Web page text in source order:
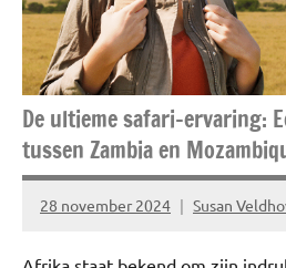
Mode
De ultieme safari-ervaring:
tussen Zambia en
28 november 2024 Susan
Geen